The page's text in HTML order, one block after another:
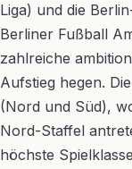
Liga) und die
Berliner Fußball
zahlreiche
Aufstieg hegen.
(Nord und Süd),
Nord-Staffel
höchste